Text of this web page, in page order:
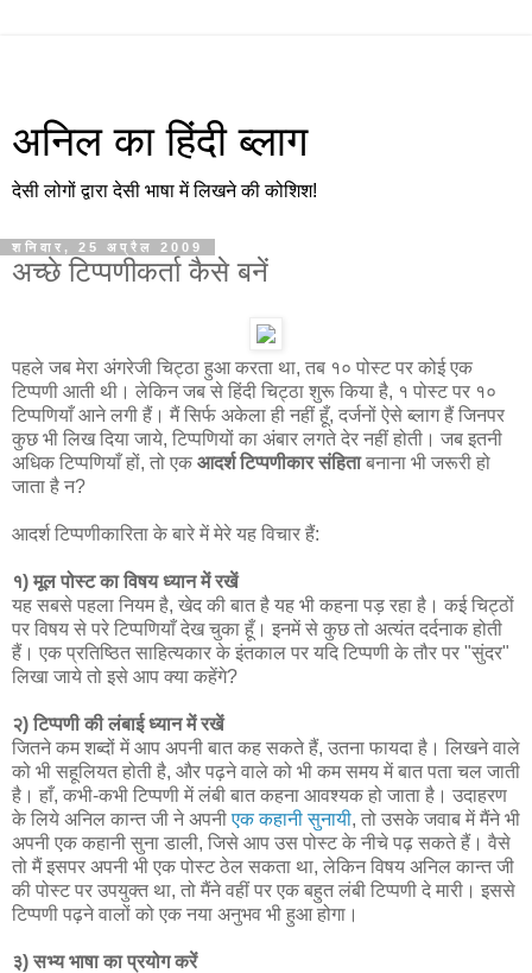
अनिल का हिंदी ब्लाग
देसी लोगों द्वारा देसी भाषा में लिखने की कोशिश!
शनिवार, 25 अप्रैल 2009
अच्छे टिप्पणीकर्ता कैसे बनें
पहले जब मेरा अंगरेजी चिट्ठा हुआ करता था, तब १० पोस्ट पर कोई एक
टिप्पणी आती थी। लेकिन जब से हिंदी चिट्ठा शुरू किया है, १ पोस्ट पर १०
टिप्पणियाँ आने लगी हैं। मैं सिर्फ अकेला ही नहीं हूँ, दर्जनों ऐसे ब्लाग हैं जिनपर
कुछ भी लिख दिया जाये, टिप्पणियों का अंबार लगते देर नहीं होती। जब इतनी
अधिक टिप्पणियाँ हों, तो एक आदर्श टिप्पणीकार संहिताबनाना भी जरूरी हो
जाता है न?
आदर्श टिप्पणीकारिता के बारे में मेरे यह विचार हैं:
१) मूल पोस्ट का विषय ध्यान में रखें
यह सबसे पहला नियम है, खेद की बात है यह भी कहना पड़ रहा है। कई चिट्ठों
पर विषय से परे टिप्पणियाँ देख चुका हूँ। इनमें से कुछ तो अत्यंत दर्दनाक होती
हैं। एक प्रतिष्ठित साहित्यकार के इंतकाल पर यदि टिप्पणी के तौर पर "सुंदर"
लिखा जाये तो इसे आप क्या कहेंगे?
२) टिप्पणी की लंबाई ध्यान में रखें
जितने कम शब्दों में आप अपनी बात कह सकते हैं, उतना फायदा है। लिखने वाले
को भी सहूलियत होती है, और पढ़ने वाले को भी कम समय में बात पता चल जाती
है। हाँ, कभी-कभी टिप्पणी में लंबी बात कहना आवश्यक हो जाता है। उदाहरण
के लिये अनिल कान्त जी ने अपनीएक कहानी सुनायी, तो उसके जवाब में मैंने भी
अपनी एक कहानी सुना डाली, जिसे आप उस पोस्ट के नीचे पढ़ सकते हैं। वैसे
तो मैं इसपर अपनी भी एक पोस्ट ठेल सकता था, लेकिन विषय अनिल कान्त जी
की पोस्ट पर उपयुक्त था, तो मैंने वहीं पर एक बहुत लंबी टिप्पणी दे मारी। इससे
टिप्पणी पढ़ने वालों को एक नया अनुभव भी हुआ होगा।
३) सभ्य भाषा का प्रयोग करें